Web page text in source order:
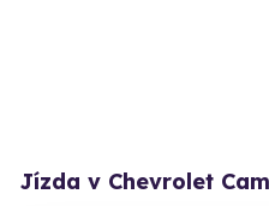
Jízda v Chevrolet